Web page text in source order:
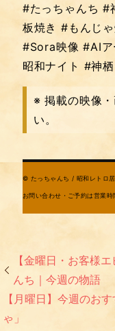
#たっちゃんち #
板焼き #もんじ
#Sora映像 #AI
昭和ナイト #神
※ 掲載の映像
い。
© たっちゃんち / 昭和レトロ居
お問い合わせ・ご予約は営業
【金曜日・お客様
んち｜今週の物語
【月曜日】今週のお
ゃ」